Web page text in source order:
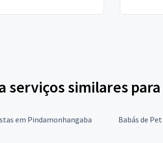
serviços similares
em Pindamonhangaba Babás de